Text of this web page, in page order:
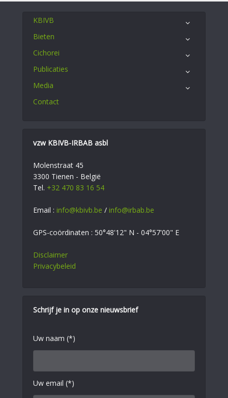
KBIVB
Bieten
Cichorei
Publicaties
Media
Contact
vzw KBIVB-IRBAB asbl
Molenstraat 45
3300 Tienen - België
Tel. +32 470 83 16 54
Email : info@kbivb.be / info@irbab.be
GPS-coördinaten : 50°48'12" N - 04°57'00" E
Disclaimer
Privacybeleid
Schrijf je in op onze nieuwsbrief
Uw naam (*)
Uw email (*)